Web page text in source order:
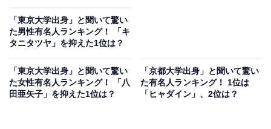
「東京大学出身」と聞いて驚い
た男性有名人ランキング！ 「キ
タニタツヤ」を抑えた1位は？
「東京大学出身」と聞いて驚い
た女性有名人ランキング！ 「八
田亜矢子」を抑えた1位は？
「京都大学出身」と聞いて驚い
た有名人ランキング！ 1位は
「ヒャダイン」、2位は？